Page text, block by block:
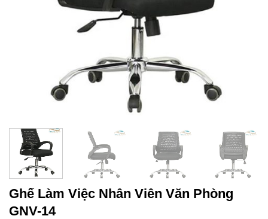
Ghế Làm Việc Nhân Viên Văn Phòng
GNV-14